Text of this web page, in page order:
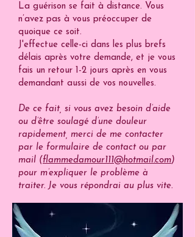
La guérison se fait à distance. Vous
n’avez pas à vous préoccuper de
quoique ce soit.
J'effectue celle-ci dans les plus brefs
délais après votre demande, et je vous
fais un retour 1-2 jours après en vous
demandant aussi de vos nouvelles.
De ce fait, si vous avez besoin d’aide
ou d’être soulagé d’une douleur
rapidement, merci de me contacter
par le formulaire de contact ou par
mail ( flammedamour111@hotmail.com)
pour m’expliquer le problème à
traiter. Je vous répondrai au plus vite.